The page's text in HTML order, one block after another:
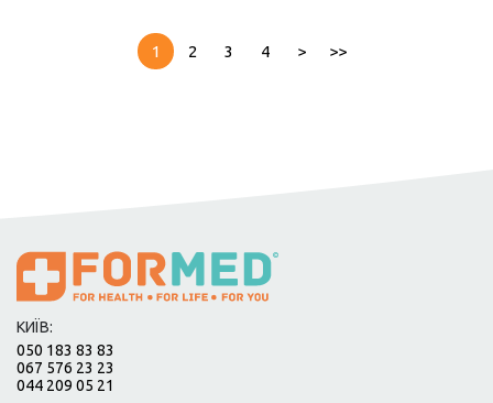
1 2 3 4 > >>
КИЇВ:
050 183 83 83
067 576 23 23
044 209 05 21